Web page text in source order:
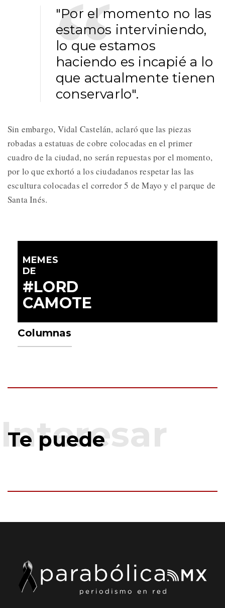
"Por el momento no las
estamos interviniendo,
lo que estamos
haciendo es incapié a lo
que actualmente tienen
conservarlo".
Sin embargo, Vidal Castelán, aclaró que las piezas
robadas a estatuas de cobre colocadas en el primer
cuadro de la ciudad, no serán repuestas por el momento,
por lo que exhortó a los ciudadanos respetar las las
escultura colocadas el corredor 5 de Mayo y el parque de
Santa Inés.
MEMES
DE
#LORD
CAMOTE
Columnas
Te puede